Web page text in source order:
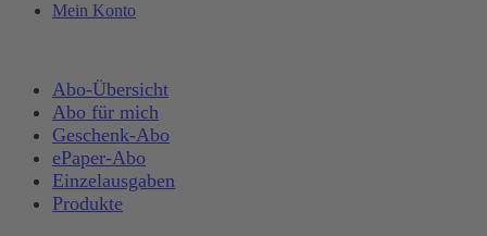
Mein Konto
Abo-Übersicht
Abo für mich
Geschenk-Abo
ePaper-Abo
Einzelausgaben
Produkte